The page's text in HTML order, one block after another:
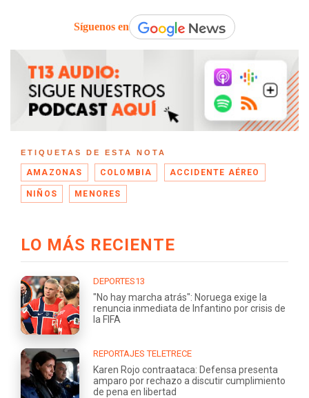
Síguenos en
ETIQUETAS DE ESTA NOTA
AMAZONAS COLOMBIA ACCIDENTE AÉREO
NIÑOS MENORES
LO MÁS RECIENTE
DEPORTES13
"No hay marcha atrás": Noruega exige la
renuncia inmediata de Infantino por crisis de
la FIFA
REPORTAJES TELETRECE
Karen Rojo contraataca: Defensa presenta
amparo por rechazo a discutir cumplimiento
de pena en libertad